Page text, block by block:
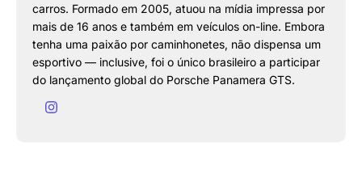
carros. Formado em 2005, atuou na mídia impressa por
mais de 16 anos e também em veículos on-line. Embora
tenha uma paixão por caminhonetes, não dispensa um
esportivo — inclusive, foi o único brasileiro a participar
do lançamento global do Porsche Panamera GTS.